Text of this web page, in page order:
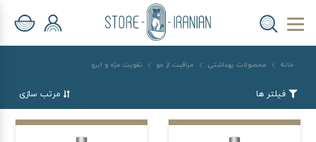
خانه محصولات بهداشتی مراقبت از مو تقویت مژه و ابرو
فیلتر ها مرتب سازی